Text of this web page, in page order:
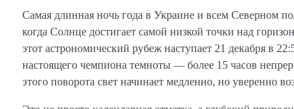
Самая длинная ночь года в Украине и всем Северном
когда Солнце достигает самой низкой точки над
этот астрономический рубеж наступает 21 декабря в
настоящего чемпиона темноты — более 15 часов
этого поворота свет начинает медленно, но уверенно